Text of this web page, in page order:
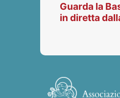
Guarda la
in diretta